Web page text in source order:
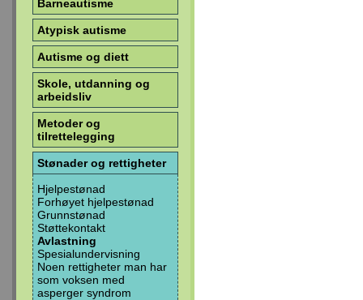
Barneautisme
Atypisk autisme
Autisme og diett
Skole, utdanning og
arbeidsliv
Metoder og
tilrettelegging
Stønader og rettigheter
Hjelpestønad
Forhøyet hjelpestønad
Grunnstønad
Støttekontakt
Avlastning
Spesialundervisning
Noen rettigheter man har
som voksen med
asperger syndrom